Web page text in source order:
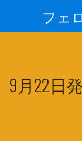
9月22